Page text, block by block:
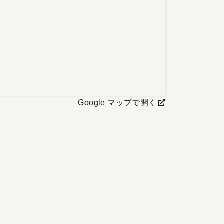
Google マップで開く